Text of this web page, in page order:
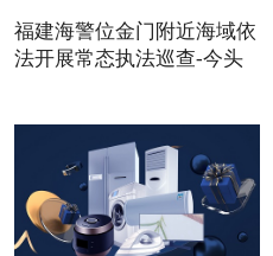
福建海警位金门附近海域依
法开展常态执法巡查-今头